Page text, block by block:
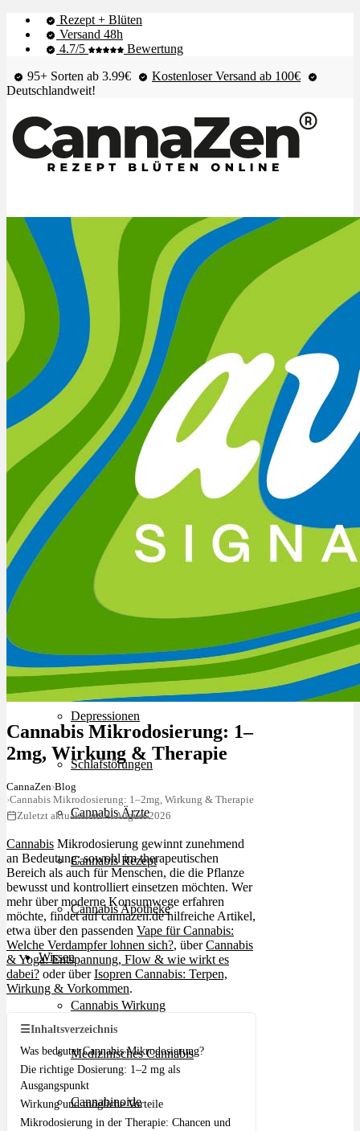
Rezept + Blüten
Versand 48h
4.7/5
Bewertung
95+ Sorten ab 3.99€
Kostenloser Versand ab 100€
Deutschlandweit!
Shop & Live-Bestand
Blüten
Extrakte
Ablauf
Therapien
Alle Krankheiten
Chronische Schmerzen
ADHS
Angststörungen
Chronische Migräne
Depressionen
Schlafstörungen
Cannabis Ärzte
Cannabis Rezept
Cannabis Apotheke
Wissen
Cannabis Wirkung
Medizinisches Cannabis
Cannabinoide
Cannabis Mikrodosierung: 1–
2mg, Wirkung & Therapie
CannaZen›Blog
›Cannabis Mikrodosierung: 1–2mg, Wirkung & Therapie
Zuletzt aktualisiert: 4. August 2026
Cannabis Mikrodosierung gewinnt zunehmend
an Bedeutung: sowohl im therapeutischen
Bereich als auch für Menschen, die die Pflanze
bewusst und kontrolliert einsetzen möchten. Wer
mehr über moderne Konsumwege erfahren
möchte, findet auf cannazen.de hilfreiche Artikel,
etwa über den passenden Vape für Cannabis:
Welche Verdampfer lohnen sich?, überCannabis
& Yoga: Entspannung, Flow & wie wirkt es
dabei? oder überIsopren Cannabis: Terpen,
Wirkung & Vorkommen.
☰Inhaltsverzeichnis
Was bedeutet Cannabis Mikrodosierung?
Die richtige Dosierung: 1–2 mg als
Ausgangspunkt
Wirkung und mögliche Vorteile
Mikrodosierung in der Therapie: Chancen und